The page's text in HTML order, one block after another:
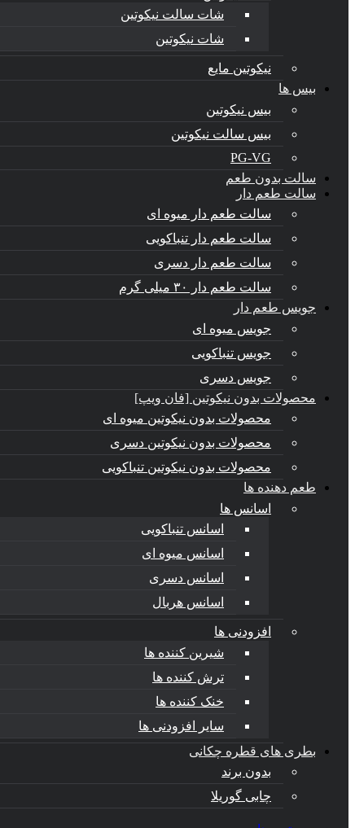
شات سالت نیکوتین
شات نیکوتین
نیکوتین مایع
بیس ها
بیس نیکوتین
بیس سالت نیکوتین
PG-VG
سالت بدون طعم
سالت طعم دار
سالت طعم دار میوه ای
سالت طعم دار تنباکویی
سالت طعم دار دسری
سالت طعم دار ۳۰ میلی گرم
جویس طعم دار
جویس میوه ای
جویس تنباکویی
جویس دسری
محصولات بدون نیکوتین [فان ویپ]
محصولات بدون نیکوتین میوه ای
محصولات بدون نیکوتین دسری
محصولات بدون نیکوتین تنباکویی
طعم دهنده ها
اسانس‌ ها
اسانس تنباکویی
اسانس میوه ای
اسانس دسری
اسانس هربال
افزودنی ها
شیرین کننده ها
ترش کننده ها
خنک کننده ها
سایر افزودنی ها
بطری های قطره چکانی
بدون برند
چابی گوریلا